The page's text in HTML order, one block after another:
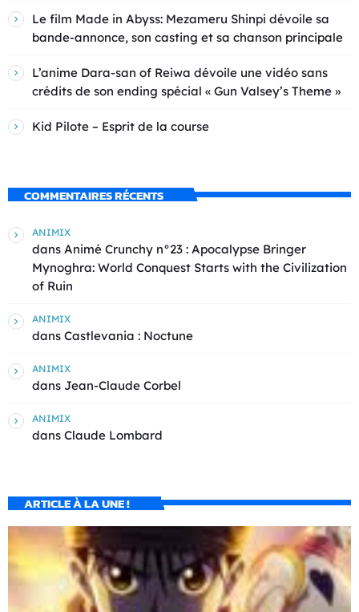
Le film Made in Abyss: Mezameru Shinpi dévoile sa
bande-annonce, son casting et sa chanson principale
L’anime Dara-san of Reiwa dévoile une vidéo sans
crédits de son ending spécial « Gun Valsey’s Theme »
Kid Pilote – Esprit de la course
COMMENTAIRES RÉCENTS
ANIMIX
dans Animé Crunchy n°23 : Apocalypse Bringer
Mynoghra: World Conquest Starts with the Civilization
of Ruin
ANIMIX
dans Castlevania : Noctune
ANIMIX
dans Jean-Claude Corbel
ANIMIX
dans Claude Lombard
ARTICLE À LA UNE !